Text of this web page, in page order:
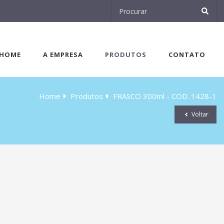
HOME A EMPRESA PRODUTOS CONTATO
Home Produtos FRASCO 300ml - COD. 1428-1
Voltar